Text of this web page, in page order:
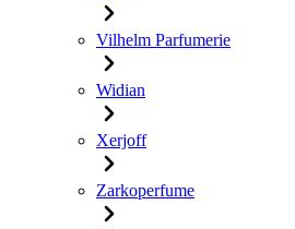
Vilhelm Parfumerie
Widian
Xerjoff
Zarkoperfume